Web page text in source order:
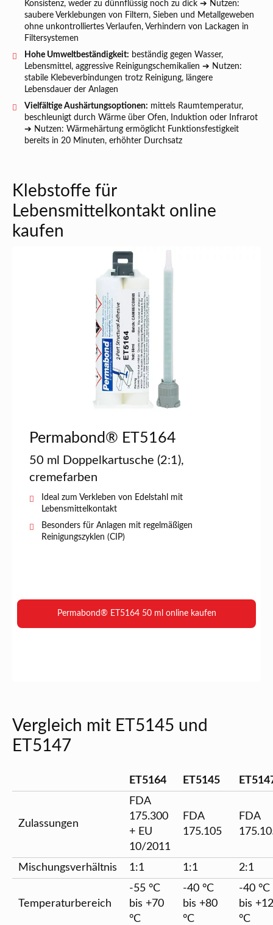
Konsistenz, weder zu dünnflüssig noch zu dick ➔ Nutzen:
saubere Verklebungen von Filtern, Sieben und Metallgeweben
ohne unkontrolliertes Verlaufen, Verhindern von Lackagen in
Filtersystemen
Hohe Umweltbeständigkeit: beständig gegen Wasser,
Lebensmittel, aggressive Reinigungschemikalien ➔ Nutzen:
stabile Klebeverbindungen trotz Reinigung, längere
Lebensdauer der Anlagen
Vielfältige Aushärtungsoptionen: mittels Raumtemperatur,
beschleunigt durch Wärme über Ofen, Induktion oder Infrarot
➔ Nutzen: Wärmehärtung ermöglicht Funktionsfestigkeit
bereits in 20 Minuten, erhöhter Durchsatz
Klebstoffe für
Lebensmittelkontakt online
kaufen
Permabond® ET5164
50 ml Doppelkartusche (2:1),
cremefarben
Ideal zum Verkleben von Edelstahl mit
Lebensmittelkontakt
Besonders für Anlagen mit regelmäßigen
Reinigungszyklen (CIP)
Permabond® ET5164 50 ml online kaufen
Vergleich mit ET5145 und
ET5147
ET5164 ET5145
Zulassungen
FDA
175.300
+ EU
10/2011
FDA
175.105
FDA
Mischungsverhältnis 1:1 1:1 2:1
Temperaturbereich
-55 °C
bis +70
°C
-40 °C
bis +80
°C
-40 °C
bis
°C